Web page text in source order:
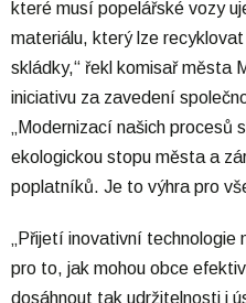
které musí popelářské vozy
materiálu, který lze
skládky,“ řekl komisař města
iniciativu za zavedení
„Modernizací našich
ekologickou stopu města a
poplatníků. Je to výhra pro
„Přijetí inovativní
pro to, jak mohou obce
dosáhnout tak udržitelnosti i